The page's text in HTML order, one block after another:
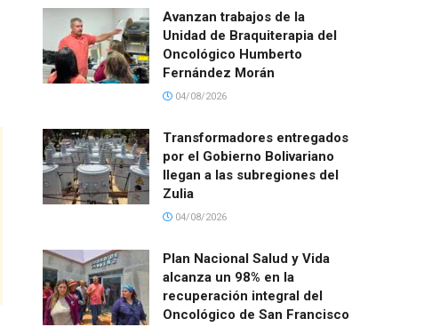
Avanzan trabajos de la
Unidad de Braquiterapia del
Oncológico Humberto
Fernández Morán
04/08/2026
Transformadores entregados
por el Gobierno Bolivariano
llegan a las subregiones del
Zulia
04/08/2026
Plan Nacional Salud y Vida
alcanza un 98% en la
recuperación integral del
Oncológico de San Francisco